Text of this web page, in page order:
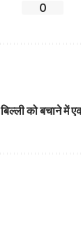
0
बिल्ली को बचाने में